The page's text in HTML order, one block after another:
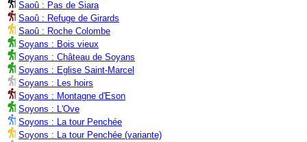
Saoû : Pas de Siara
Saoû : Refuge de Girards
Saoû : Roche Colombe
Soyans : Bois vieux
Soyans : Château de Soyans
Soyans : Eglise Saint-Marcel
Soyans : Les hoirs
Soyans : Montagne d'Eson
Soyons : L'Ove
Soyons : La tour Penchée
Soyons : La tour Penchée (variante)